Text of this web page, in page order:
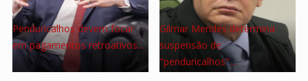
Penduricalhos devem focar
em pagamentos retroativos…
Gilmar Mendes determina
suspensão de
"penduricalhos"…